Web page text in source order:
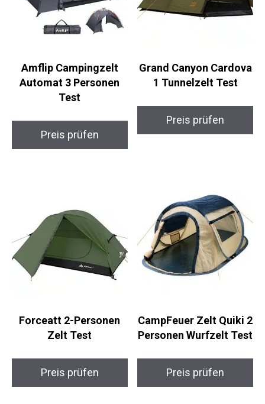
Amflip Campingzelt
Automat 3 Personen
Test
Preis prüfen
Grand Canyon Cardova
1 Tunnelzelt Test
Preis prüfen
Forceatt 2-Personen
Zelt Test
Preis prüfen
CampFeuer Zelt Quiki 2
Personen Wurfzelt Test
Preis prüfen